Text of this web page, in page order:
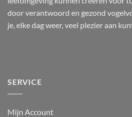
door verantwoord en gezond
je, elke dag weer, veel plezier aan
SERVICE
Mijn Account